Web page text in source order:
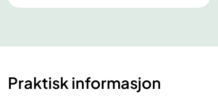
Praktisk informasjon